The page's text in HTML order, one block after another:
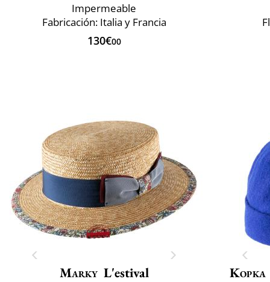
Impermeable
Fabricación: Italia y Francia
130€00
Marky L'estival Kopka